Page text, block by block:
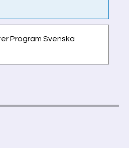
Program Svenska